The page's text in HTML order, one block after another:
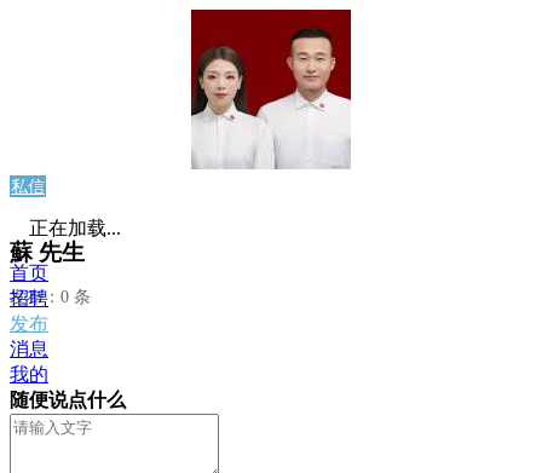
私信
蘇 先生
发布：0 条
正在加载...
首页
招聘
发布
消息
我的
随便说点什么